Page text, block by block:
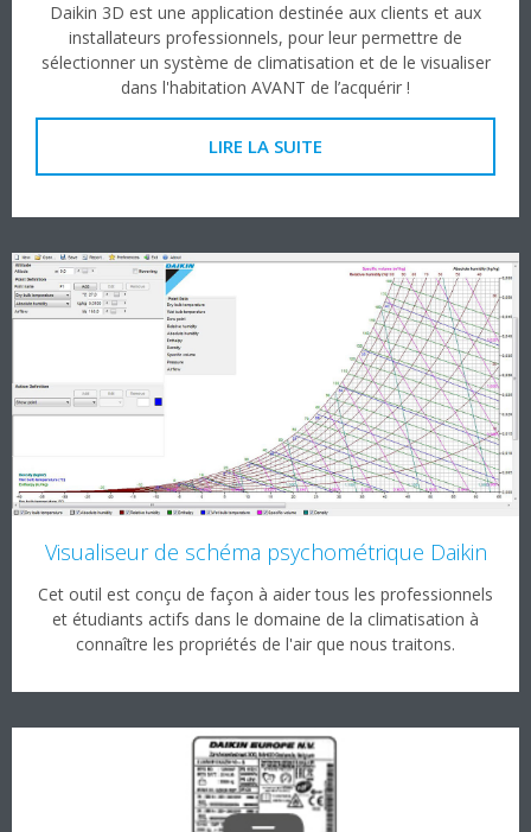
Daikin 3D est une application destinée aux clients et aux
installateurs professionnels, pour leur permettre de
sélectionner un système de climatisation et de le visualiser
dans l'habitation AVANT de l’acquérir !
LIRE LA SUITE
Visualiseur de schéma psychométrique Daikin
Cet outil est conçu de façon à aider tous les professionnels
et étudiants actifs dans le domaine de la climatisation à
connaître les propriétés de l'air que nous traitons.